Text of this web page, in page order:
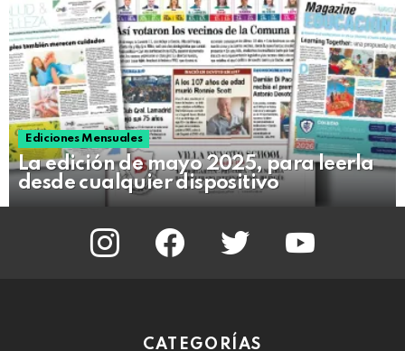
Ediciones Mensuales
La edición de mayo 2025, para leerla
desde cualquier dispositivo
instagram facebook twitter youtube
CATEGORÍAS